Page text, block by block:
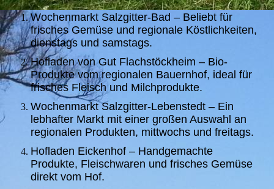
Wochenmarkt Salzgitter-Bad – Beliebt für
frisches Gemüse und regionale Köstlichkeiten,
dienstags und samstags.
Hofladen von Gut Flachstöckheim – Bio-
Produkte vom regionalen Bauernhof, ideal für
frisches Fleisch und Milchprodukte.
Wochenmarkt Salzgitter-Lebenstedt – Ein
lebhafter Markt mit einer großen Auswahl an
regionalen Produkten, mittwochs und freitags.
Hofladen Eickenhof – Handgemachte
Produkte, Fleischwaren und frisches Gemüse
direkt vom Hof.